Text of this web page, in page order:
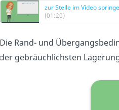
zur Stelle im Video
(01:20)
Die Rand- und
der gebräuchlichsten